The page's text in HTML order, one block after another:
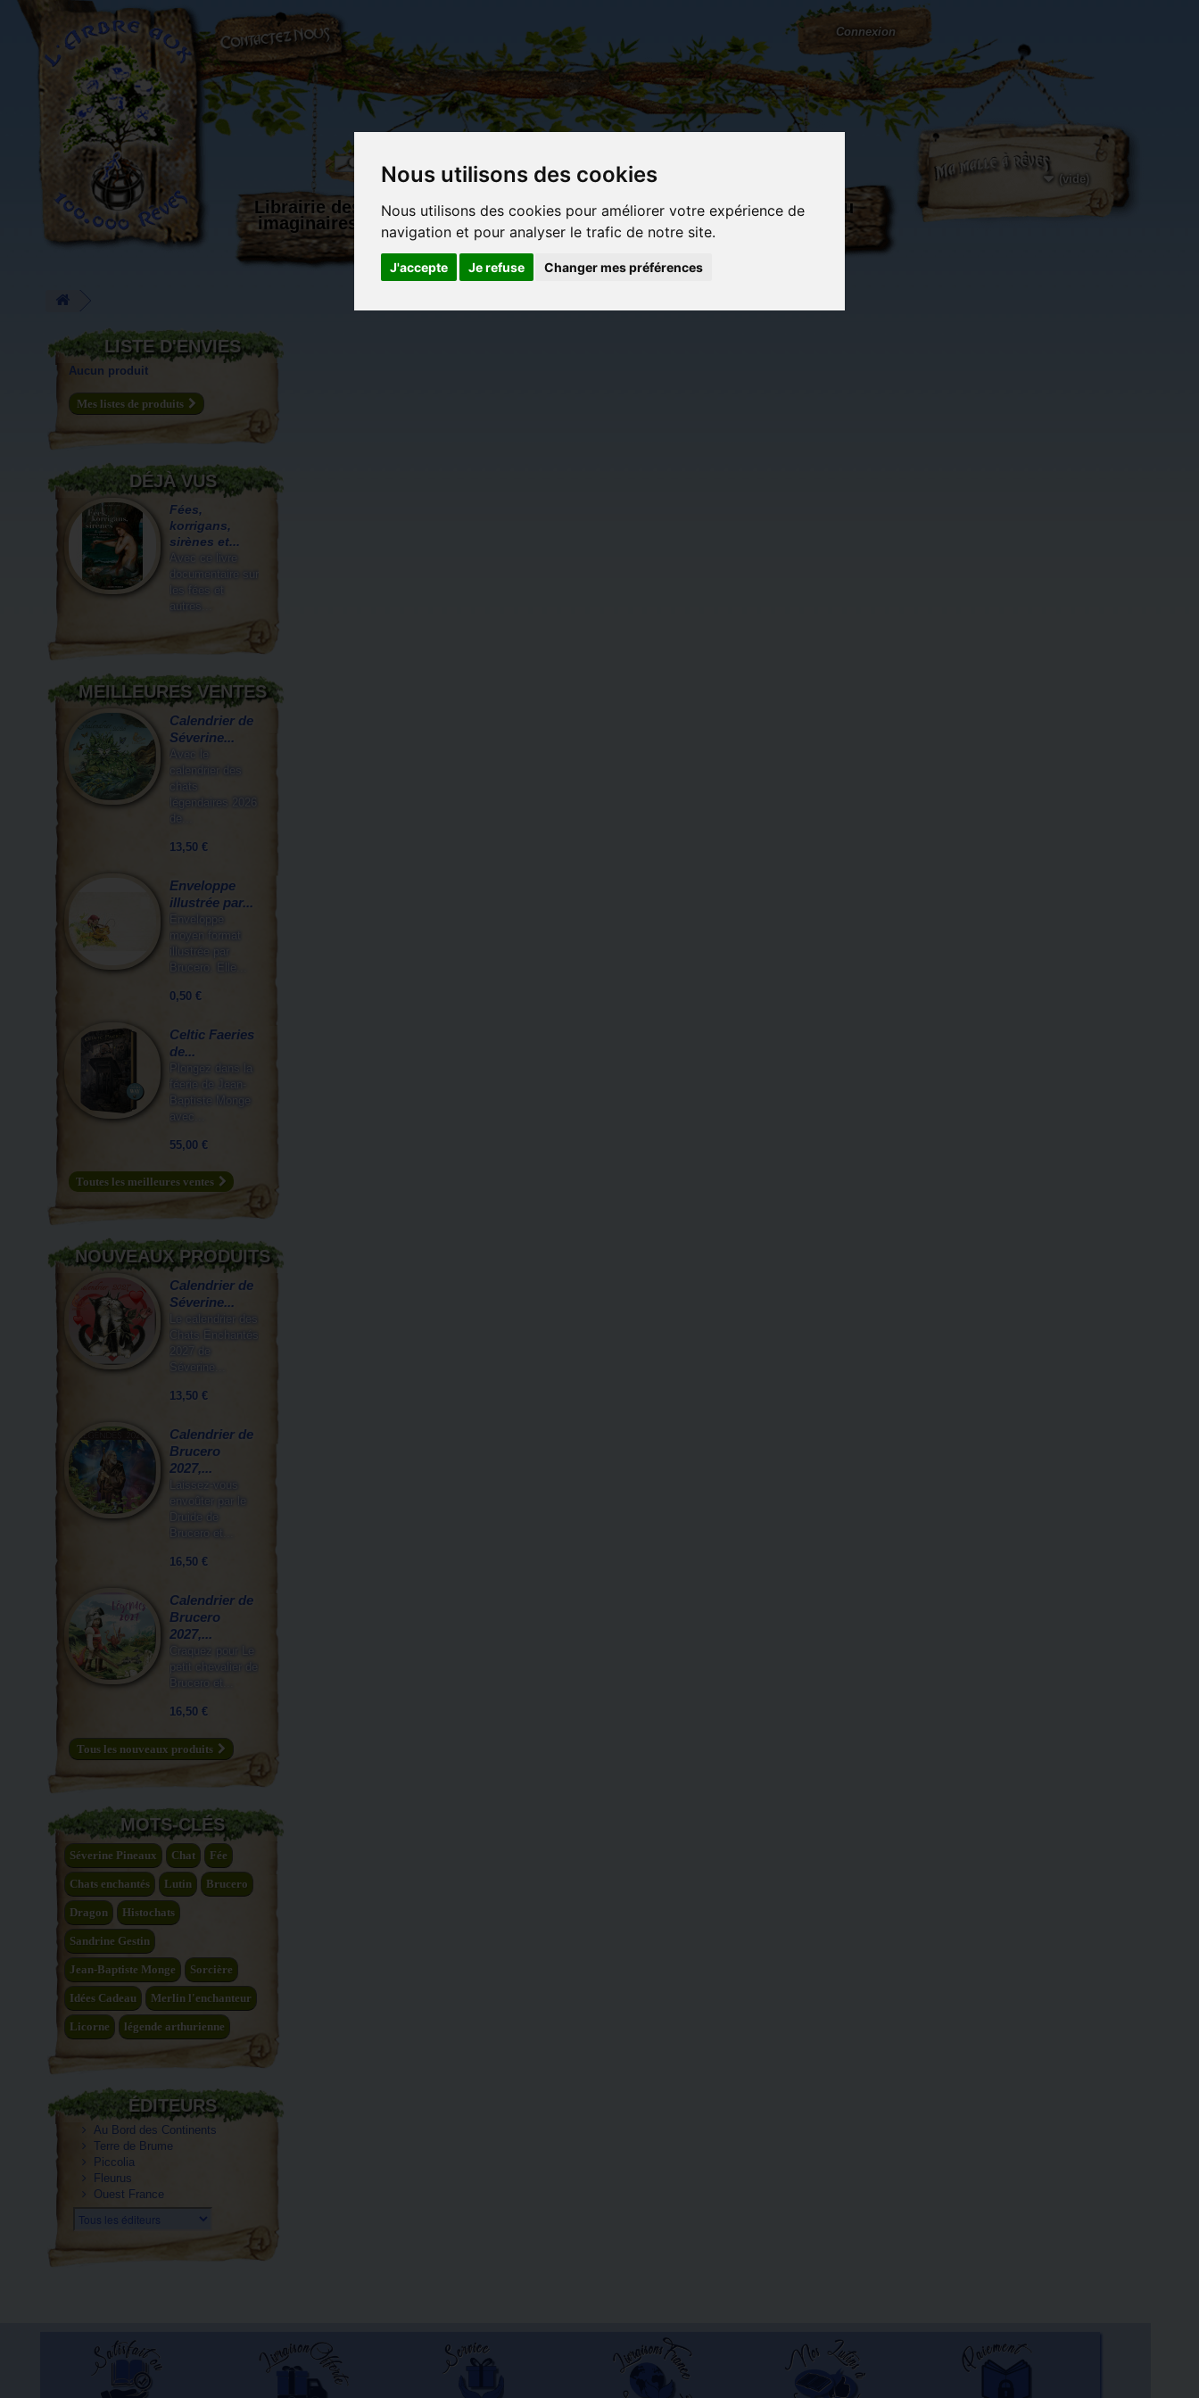
Nous utilisons des cookies
Nous utilisons des cookies pour améliorer votre expérience de
navigation et pour analyser le trafic de notre site.
J'accepte Je refuse Changer mes préférences
L'Arbre aux 100.000 Rêves
Connexion
(vide)
Librairie des
imaginaires
Carterie
papeterie
originale
Activités
manuelles,
détente et
Objets déco et
cadeaux
originaux
Du côté du
blog...
LISTE D'ENVIES
Aucun produit
Mes listes de produits
DÉJÀ VUS
Fées,
korrigans,
sirènes et...
Avec ce livre
documentaire sur
les fées et
autres...
MEILLEURES VENTES
Calendrier de
Séverine...
Avec le
calendrier des
chats
légendaires 2026
de...
13,50 €
Enveloppe
illustrée par...
Enveloppe
moyen format
illustrée par
Brucero. Elle...
0,50 €
Celtic Faeries
de...
Plongez dans la
féerie de Jean-
Baptiste Monge
avec...
55,00 €
Toutes les meilleures ventes
NOUVEAUX PRODUITS
Calendrier de
Séverine...
Le calendrier des
Chats Enchantés
2027 de
Séverine...
13,50 €
Calendrier de
Brucero
2027,...
Laissez-vous
envoûter par le
Druide de
Brucero et...
16,50 €
Calendrier de
Brucero
2027,...
Craquez pour Le
petit chevalier de
Brucero et...
16,50 €
Tous les nouveaux produits
MOTS-CLÉS
Séverine Pineaux Chat Fée
Chats enchantés Lutin Brucero
Dragon Histochats
Sandrine Gestin
Jean-Baptiste Monge Sorcière
Idées Cadeau Merlin l'enchanteur
Licorne légende arthurienne
ÉDITEURS
Au Bord des Continents
Terre de Brume
Piccolia
Fleurus
Ouest France
Tous les éditeurs